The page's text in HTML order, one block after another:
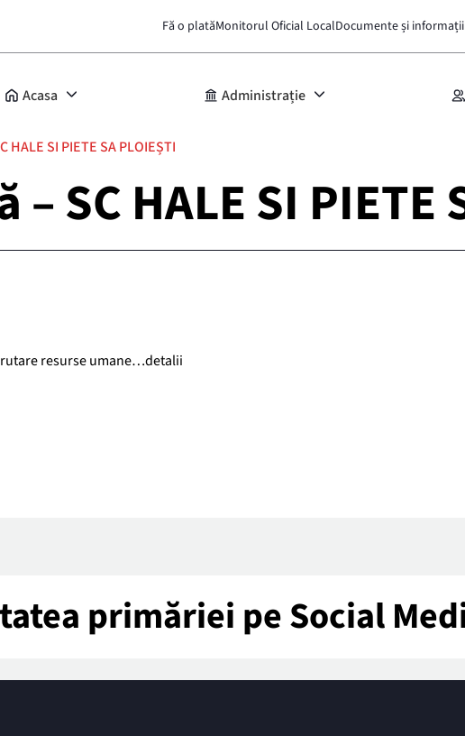
Fă o platăMonitorul Oficial LocalDocumente și
Acasa Administrație
SI PIETE SA PLOIEȘTI
SC HALE SI PIETE
resurse umane…detalii
primăriei pe Social